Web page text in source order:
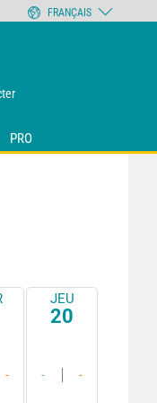
PRO
-
JEU
20
- -
FRANÇAIS